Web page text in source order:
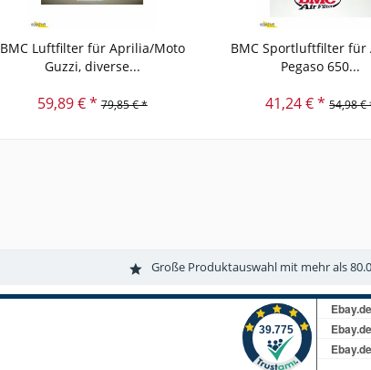
BMC Luftfilter für Aprilia/Moto
Guzzi, diverse...
59,89 € * 79,85 € *
BMC Sportluftfilter für
Pegaso 650...
41,24 € * 54,98 €
Große Produktauswahl mit mehr als